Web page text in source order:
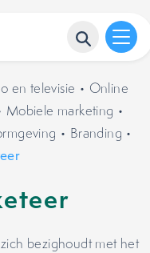
en televisie • Online
Mobiele marketing •
• Branding •
bezighoudt met het